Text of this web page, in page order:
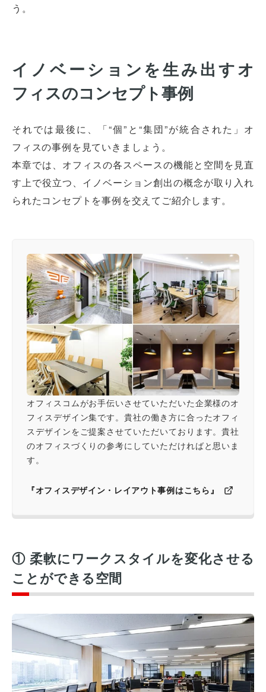
う。
イノベーションを生み出すオ
フィスのコンセプト事例
それでは最後に、「“個”と“集団”が統合された」オ
フィスの事例を見ていきましょう。
本章では、オフィスの各スペースの機能と空間を見直
す上で役立つ、イノベーション創出の概念が取り入れ
られたコンセプトを事例を交えてご紹介します。
オフィスコムがお手伝いさせていただいた企業様のオ
フィスデザイン集です。貴社の働き方に合ったオフィ
スデザインをご提案させていただいております。貴社
のオフィスづくりの参考にしていただければと思いま
す。
『オフィスデザイン・レイアウト事例はこちら』
① 柔軟にワークスタイルを変化させる
ことができる空間